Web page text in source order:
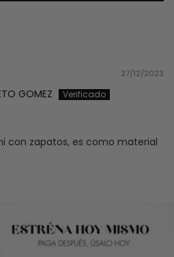
27/12/2023
GOMEZ
con zapatos, es como material